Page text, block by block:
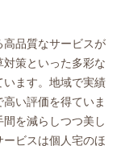
品質なサービスが
策といった多彩な
ます。地域で実績
い評価を得ていま
を減らしつつ美し
ビスは個人宅のほ